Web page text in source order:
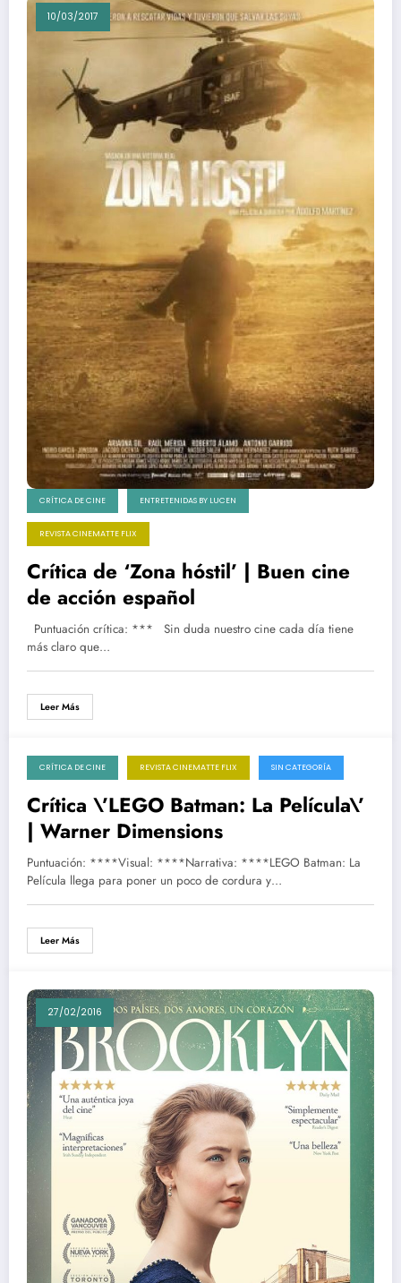
10/03/2017
CRÍTICA DE CINE ENTRETENIDAS BY LUCEN
REVISTA CINEMATTE FLIX
Crítica de ‘Zona hóstil’ | Buen cine
de acción español
Puntuación crítica: *** Sin duda nuestro cine cada día tiene
más claro que…
Leer Más
06/02/2017
CRÍTICA DE CINE REVISTA CINEMATTE FLIX SIN CATEGORÍA
Crítica \’LEGO Batman: La Película\’
| Warner Dimensions
Puntuación: ****Visual: ****Narrativa: ****LEGO Batman: La
Película llega para poner un poco de cordura y…
Leer Más
27/02/2016